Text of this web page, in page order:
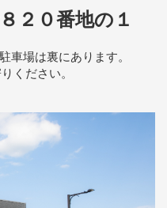
２０番地の１
車場は裏にあります。
ください。